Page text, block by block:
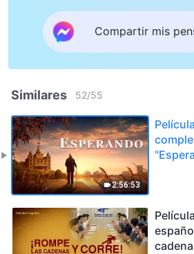
Compartir mis
Similares 52/55
2:56:53